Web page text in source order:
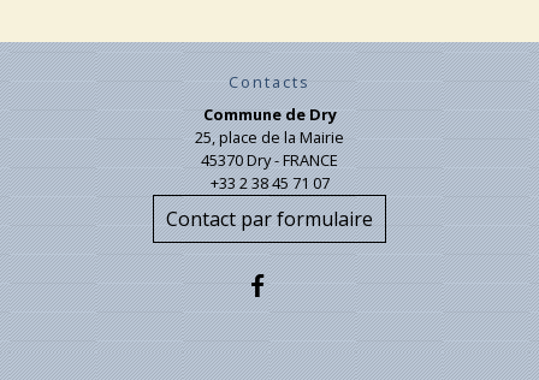
Contacts
Commune de Dry
25, place de la Mairie
45370 Dry - FRANCE
+33 2 38 45 71 07
Contact par formulaire